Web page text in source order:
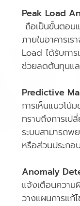
Peak Load
ถือเป็นขั้นตอน
ภายในอาคารเ
Load ได้รับกา
ช่วยลดต้นทุนแ
Predictive
การเห็นแนวโน้
ทราบถึงการเป
ระบบสามารถ
หรือส่วนประกอ
Anomaly
แจ้งเตือนควา
วางแผนการแ